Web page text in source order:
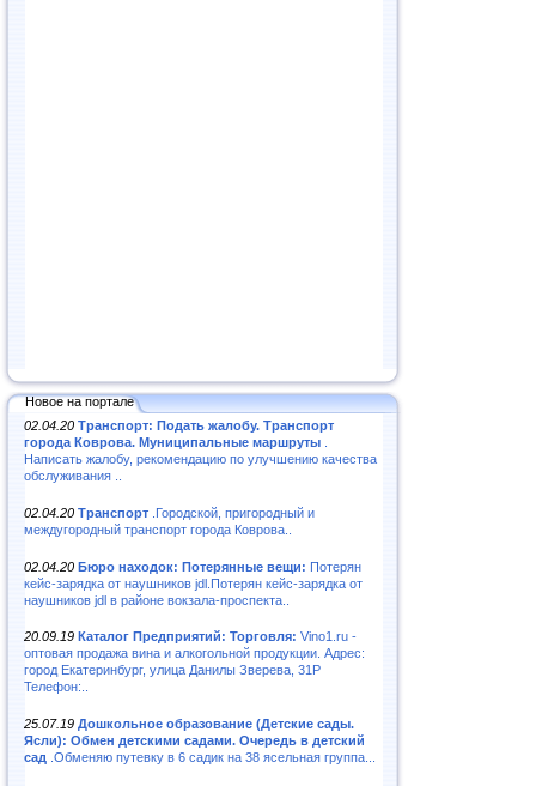
Новое на портале
02.04.20 Транспорт: Подать жалобу. Транспорт
города Коврова. Муниципальные маршруты
Написать жалобу, рекомендацию по улучшению качества
обслуживания ..
02.04.20 Транспорт .Городской, пригородный и
междугородный транспорт города Коврова..
02.04.20 Бюро находок: Потерянные вещи: Потерян
кейс-зарядка от наушников jdl.Потерян кейс-зарядка от
наушников jdl в районе вокзала-проспекта..
20.09.19 Каталог Предприятий: Торговля: Vino1.ru -
оптовая продажа вина и алкогольной продукции. Адрес:
город Екатеринбург, улица Данилы Зверева, 31Р
Телефон:..
25.07.19 Дошкольное образование (Детские сады.
Ясли): Обмен детскими садами. Очередь в детский
сад .Обменяю путевку в 6 садик на 38 ясельная группа...